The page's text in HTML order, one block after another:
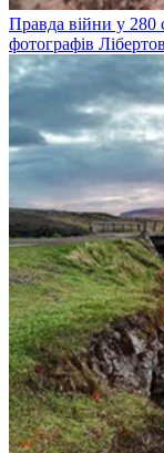
Правда війни у
фотографів